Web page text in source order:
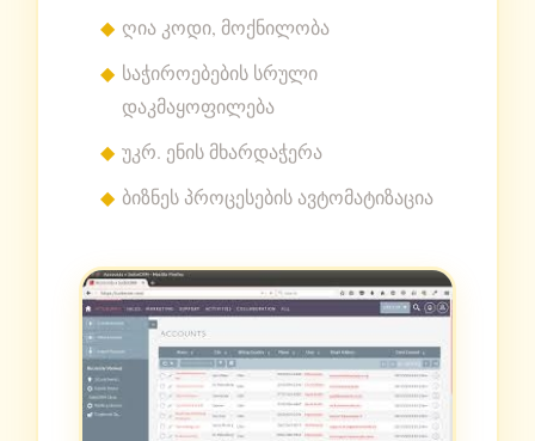
ღია კოდი, მოქნილობა
საჭიროებების სრული
დაკმაყოფილება
უკრ. ენის მხარდაჭერა
ბიზნეს პროცესების ავტომატიზაცია